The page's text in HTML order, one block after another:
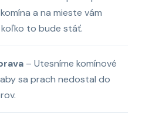
a na mieste vám
to bude stáť.
– Utesníme komínové
sa prach nedostal do